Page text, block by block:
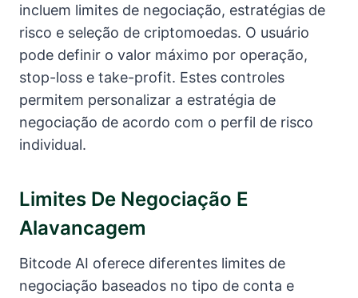
incluem limites de negociação, estratégias de
risco e seleção de criptomoedas. O usuário
pode definir o valor máximo por operação,
stop-loss e take-profit. Estes controles
permitem personalizar a estratégia de
negociação de acordo com o perfil de risco
individual.
Limites De Negociação E
Alavancagem
Bitcode AI oferece diferentes limites de
negociação baseados no tipo de conta e